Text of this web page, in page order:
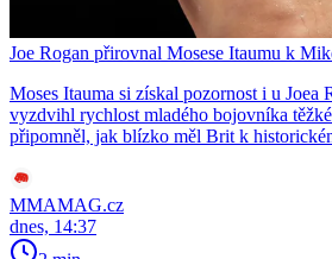
Joe Rogan přirovnal Mosese Itaumu k
Moses Itauma si získal pozornost i u Joea
vyzdvihl rychlost mladého bojovníka
připomněl, jak blízko měl Brit k
MMAMAG.cz
dnes, 14:37